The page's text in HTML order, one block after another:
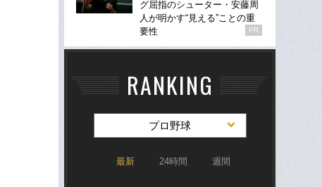
グ屈指のシューター・安藤周
人が明かす“見える”ことの重
要性
PR
RANKING
プロ野球
最新 24時間 週間